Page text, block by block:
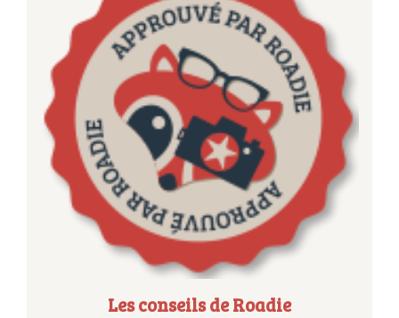
Les conseils de Roadie